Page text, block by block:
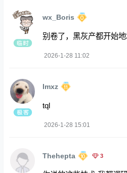
wx_Boris
别卷了，黑灰产都开始
2026-1-28 11:02
Imxz
tql
2026-1-28 15:01
Thehepta 3